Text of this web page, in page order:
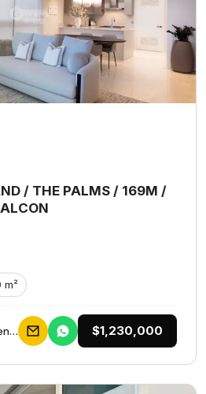
/ THE PALMS / 169M /
m²
Galceb Group Bienes Raices $1,230,000